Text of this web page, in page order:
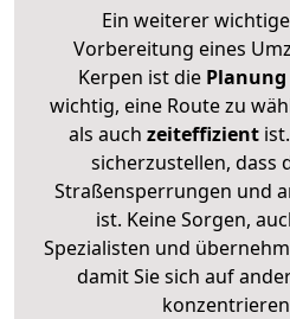
Ein weiterer
Vorbereitung eines
Kerpen ist die
wichtig, eine Route zu
als auch zeiteffizientist.
sicherzustellen, dass
Straßensperrungen und
ist. Keine Sorgen,
Spezialisten und
damit Sie sich auf